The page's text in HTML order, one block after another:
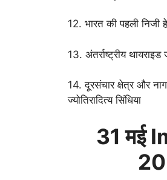
12. भारत की पहली निजी
13. अंतर्राष्ट्रीय
14. दूरसंचार क्षेत्र और
ज्योतिरादित्य सिंधिया
31 मई